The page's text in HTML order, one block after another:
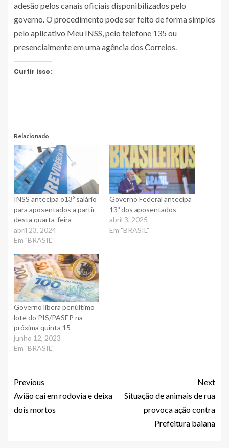
adesão pelos canais oficiais disponibilizados pelo
governo. O procedimento pode ser feito de forma simples
pelo aplicativo Meu INSS, pelo telefone 135 ou
presencialmente em uma agência dos Correios.
Curtir isso:
Relacionado
INSS antecipa o13º salário
para aposentados a partir
desta quarta-feira
abril 23, 2024
Em "BRASIL"
Governo Federal antecipa
13º dos aposentados
abril 3, 2025
Em "BRASIL"
Governo libera penúltimo
lote do PIS/PASEP na
próxima quinta 15
junho 12, 2023
Em "BRASIL"
Previous
Avião cai em rodovia e deixa
dois mortos
Next
Situação de animais de rua
provoca ação contra
Prefeitura baiana